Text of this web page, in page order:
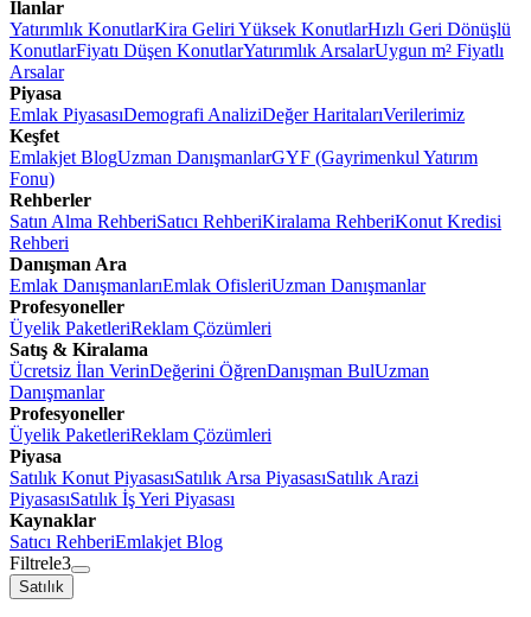
İlanlar
Yatırımlık KonutlarKira Geliri Yüksek KonutlarHızlı Geri Dönüşlü
KonutlarFiyatı Düşen KonutlarYatırımlık ArsalarUygun m² Fiyatlı
Arsalar
Piyasa
Emlak PiyasasıDemografi AnaliziDeğer HaritalarıVerilerimiz
Keşfet
Emlakjet BlogUzman DanışmanlarGYF (Gayrimenkul Yatırım
Fonu)
Rehberler
Satın Alma RehberiSatıcı RehberiKiralama RehberiKonut Kredisi
Rehberi
Danışman Ara
Emlak DanışmanlarıEmlak OfisleriUzman Danışmanlar
Profesyoneller
Üyelik PaketleriReklam Çözümleri
Satış & Kiralama
Ücretsiz İlan VerinDeğerini ÖğrenDanışman BulUzman
Danışmanlar
Profesyoneller
Üyelik PaketleriReklam Çözümleri
Piyasa
Satılık Konut PiyasasıSatılık Arsa PiyasasıSatılık Arazi
PiyasasıSatılık İş Yeri Piyasası
Kaynaklar
Satıcı RehberiEmlakjet Blog
Filtrele3
Satılık